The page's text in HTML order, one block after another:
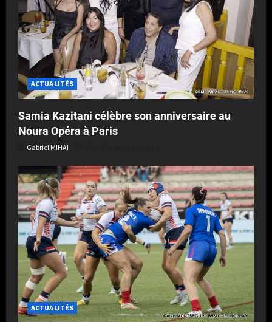
ACTUALITÉS
Samia Kazitani célèbre son anniversaire au
Noura Opéra à Paris
Gabriel MIHAI
ACTUALITÉS